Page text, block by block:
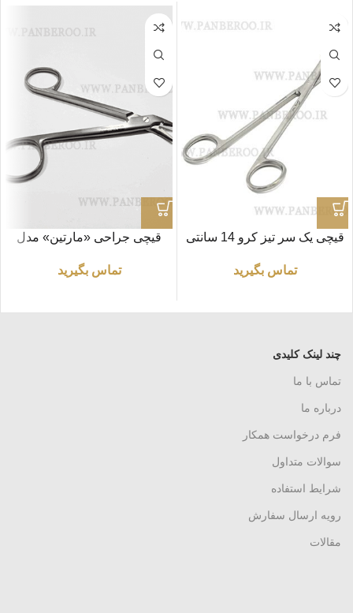
قیچی یک‌ سر تیز کرو 14 سانتی
تماس بگیرید
قیچی جراحی «مارتین» مدل
تماس بگیرید
چند لینک کلیدی
تماس با ما
درباره ما
فرم درخواست همکار
سوالات متداول
شرایط استفاده
رویه ارسال سفارش
مقالات